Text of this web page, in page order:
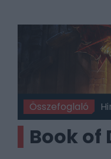
Összefoglaló
Book of